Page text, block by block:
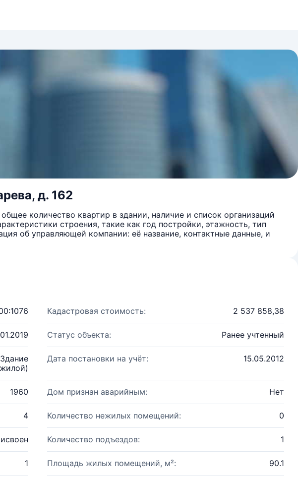
д. 162
количество квартир в здании, наличие и список организаций
строения, такие как год постройки, этажность, тип
об управляющей компании: её название, контактные данные, и
Кадастровая стоимость: 2 537 858,38
Статус объекта: Ранее учтенный
Дата постановки на учёт: 15.05.2012
1960 Дом признан аварийным: Нет
4 Количество нежилых помещений: 0
Количество подъездов: 1
1 Площадь жилых помещений, м²: 90.1